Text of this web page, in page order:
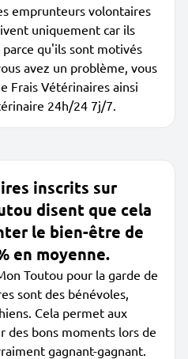
emprunteurs volontaires
uniquement car ils
qu'ils sont motivés
avez un problème, vous
Frais Vétérinaires ainsi
24h/24 7j/7.
inscrits sur
disent que cela
le bien-être de
en moyenne.
Toutou pour la garde de
sont des bénévoles,
Cela permet aux
des bons moments lors de
gagnant-gagnant.